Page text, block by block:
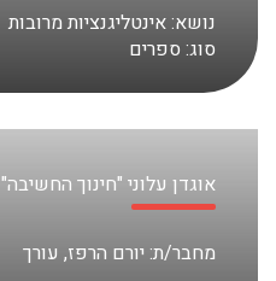
נושא:אינטליגנציות מרובות
סוג:ספרים
אוגדן עלוני "חינוך החשיבה" 1997
מחבר/ת: יורם הרפז, עורך